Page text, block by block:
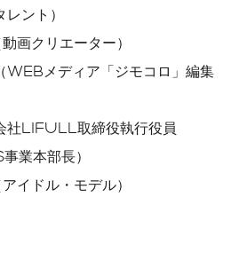
ント）
画クリエーター）
WEBメディア「ジモコロ」編集
社LIFULL取締役執行役員
業本部長）
イドル・モデル）